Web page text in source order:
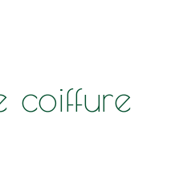
coiffure